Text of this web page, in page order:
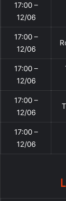
17:00 –
12/06
17:00 –
12/06
17:00 –
12/06
17:00 –
12/06
17:00 –
12/06